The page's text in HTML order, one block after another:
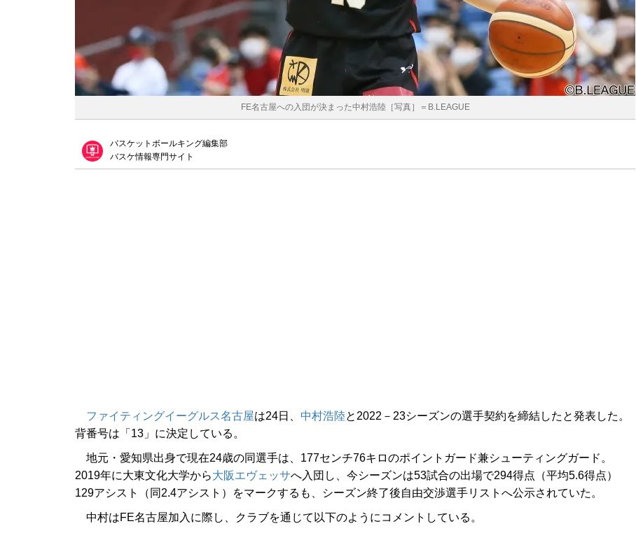
FE名古屋への入団が決まった中村浩陸［写真］＝B.LEAGUE
バスケットボールキング編集部
バスケ情報専門サイト
ファイティングイーグルス名古屋は24日、 中村浩陸と2022－23シーズンの選手契約を締結したと発表した。
背番号は「13」に決定している。
地元・愛知県出身で現在24歳の同選手は、177センチ76キロのポイントガード兼シューティングガード。
2019年に大東文化大学から大阪エヴェッサへ入団し、今シーズンは53試合の出場で294得点（平均5.6得点）
129アシスト（同2.4アシスト）をマークするも、シーズン終了後自由交渉選手リストへ公示されていた。
中村はFE名古屋加入に際し、クラブを通じて以下のようにコメントしている。